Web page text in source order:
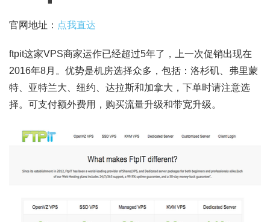
官网地址： 点我直达
ftpit这家VPS商家运作已经超过5年了，上一次促销出现在
2016年8月。优势是机房选择众多，包括：洛杉矶、弗里蒙
特、亚特兰大、纽约、达拉斯和加拿大，下单时请注意选
择。可支付额外费用，购买流量升级和带宽升级。